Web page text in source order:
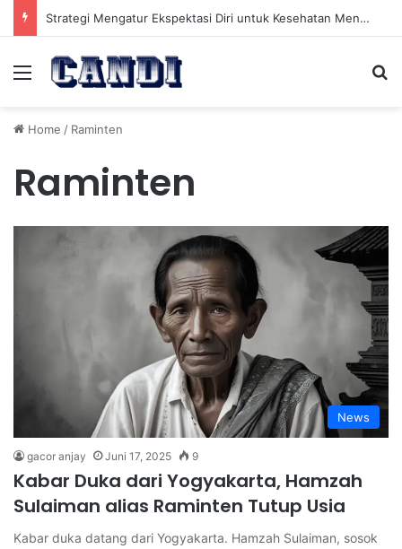
Strategi Mengatur Ekspektasi Diri untuk Kesehatan Mental yang Lebih Seimbang
Menu
Home / Raminten
Raminten
News
gacor anjay Juni 17, 2025 9
Kabar Duka dari Yogyakarta, Hamzah
Sulaiman alias Raminten Tutup Usia
Kabar duka datang dari Yogyakarta. Hamzah Sulaiman, sosok